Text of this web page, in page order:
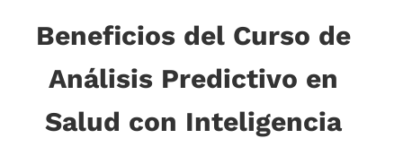
Beneficios del Curso de
Análisis Predictivo en
Salud con Inteligencia